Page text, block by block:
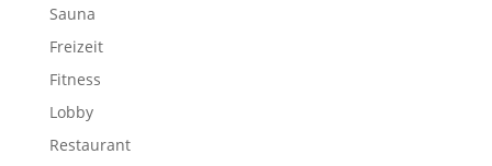
Sauna
Freizeit
Fitness
Lobby
Restaurant